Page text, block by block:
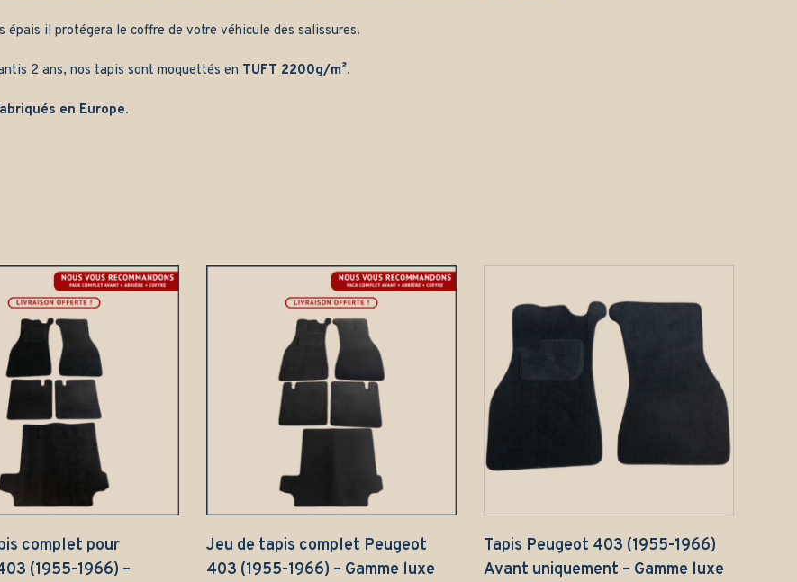
épais il protégera le coffre de votre véhicule des salissures.
2 ans, nos tapis sont moquettés en TUFT 2200g/m².
en Europe.
complet pour
(1955-1966) –
Jeu de tapis complet Peugeot
403 (1955-1966) – Gamme luxe
Tapis Peugeot 403 (1955-1966)
Avant uniquement – Gamme luxe